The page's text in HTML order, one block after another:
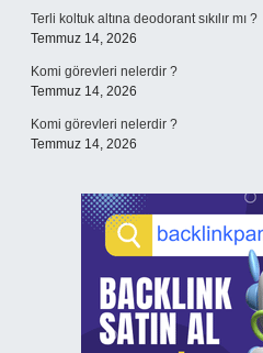
Terli koltuk altına deodorant sıkılır mı ?
Temmuz 14, 2026
Komi görevleri nelerdir ?
Temmuz 14, 2026
Komi görevleri nelerdir ?
Temmuz 14, 2026